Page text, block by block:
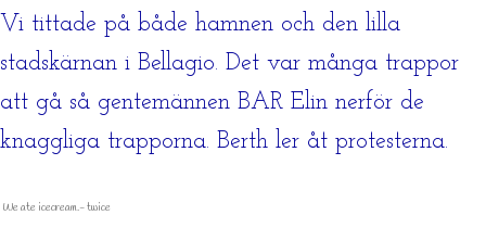
Vi tittade på både hamnen och den lilla
stadskärnan i Bellagio. Det var många trappor
att gå så gentemännen BAR Elin nerför de
knaggliga trapporna. Berth ler åt protesterna.
We ate icecream.- twice